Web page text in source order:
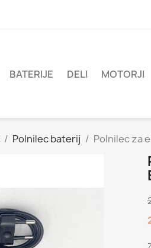
BATERIJE DELI MOTORJI
Polnilec baterij Polnilec za